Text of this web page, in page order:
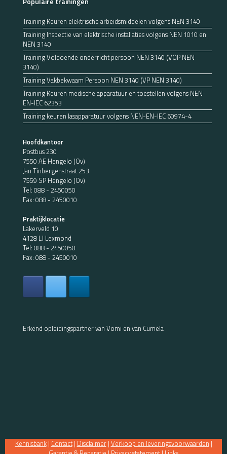
Training Keuren elektrische arbeidsmiddelen volgens NEN 3140
Training Inspectie van elektrische installaties volgens NEN 1010 en
NEN 3140
Training Voldoende onderricht persoon NEN 3140 (VOP NEN
3140)
Training Vakbekwaam Persoon NEN 3140 (VP NEN 3140)
Training Keuren medische apparatuur en toestellen volgens NEN-
EN-IEC 62353
Training keuren lasapparatuur volgens NEN-EN-IEC 60974-4
Hoofdkantoor
Postbus 230
7550 AE Hengelo (Ov)
Jan Tinbergenstraat 253
7559 SP Hengelo (Ov)
Tel: 088 - 2450050
Fax: 088 - 2450010
Praktijklocatie
Lakerveld 10
4128 LJ Lexmond
Tel: 088 - 2450050
Fax: 088 - 2450010
Erkend opleidingspartner van Vomi en van Cumela
Kennisbank| Contact| Disclaimer| Verkoop en leveringsvoorwaarden |